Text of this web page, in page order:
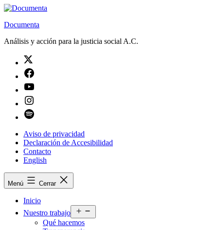
Saltar
contenido
Documenta
Análisis y acción para la justicia social A.C.
Aviso de privacidad
Declaración de Accesibilidad
Contacto
English
Menú Cerrar
Inicio
Nuestro trabajo
el
Qué hacemos